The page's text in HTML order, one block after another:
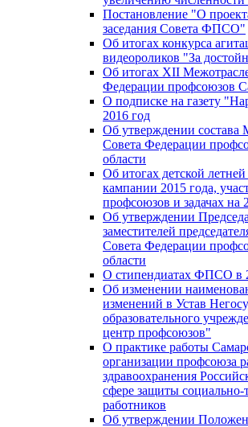
Постановление "О
заседания Совета ФПСО"
Об итогах конкурса
видеороликов "За
Об итогах XII
Федерации профсоюзов
О подписке на газету
2016 год
Об утверждении состава
Совета Федерации
области
Об итогах детской
кампании 2015 года,
профсоюзов и задачах на
Об утверждении
заместителей
Совета Федерации
области
О стипендиатах ФПСО в
Об изменении
изменений в Устав
образовательного
центр профсоюзов"
О практике работы
организации профсоюза
здравоохранения
сфере защиты социально-
работников
Об утверждении